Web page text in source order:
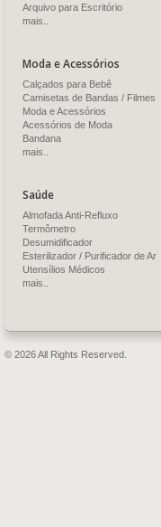
Arquivo para Escritório
mais..
Moda e Acessórios
Calçados para Bebê
Camisetas de Bandas / Filmes
Moda e Acessórios
Acessórios de Moda
Bandana
mais..
Saúde
Almofada Anti-Refluxo
Termômetro
Desumidificador
Esterilizador / Purificador de Ar
Utensílios Médicos
mais..
© 2026 All Rights Reserved.